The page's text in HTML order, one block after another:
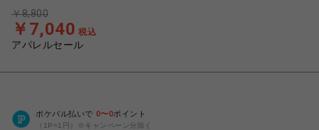
アパレルセール
￥7,040 税込
￥8,800
ポケパル払いで 0〜0ポイント
（1P=1円）※キャンペーン分除く